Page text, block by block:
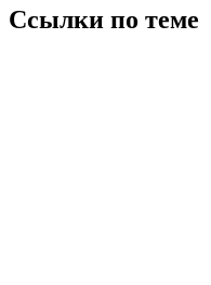
Ссылки по теме